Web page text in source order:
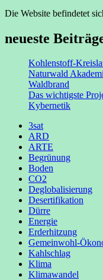
Die Website befindetet
neueste
Kohlenstoff-
Naturwald
Waldbrand
Das wichtigste
Kybernetik
3sat
ARD
ARTE
Begrünung
Boden
CO2
Deglobalisierung
Desertifikation
Dürre
Energie
Erderhitzung
Gemeinwohl-
Kahlschlag
Klima
Klimawandel